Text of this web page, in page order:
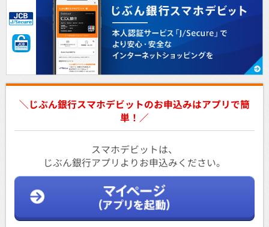
＼じぶん銀行スマホデビットのお申込みはアプリで簡
単！／
スマホデビットは、
じぶん銀行アプリよりお申込みください。